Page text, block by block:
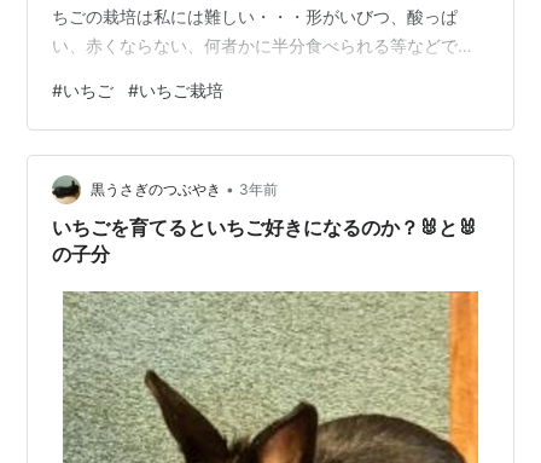
ちごの栽培は私には難しい・・・形がいびつ、酸っぱ
い、赤くならない、何者かに半分食べられる等などで
たよ。 全部赤く美味しくなりますように・・・
#いちご #いちご栽培
黒うさぎのつぶやき • 3年前
いちごを育てるといちご好きになるのか？🐰と🐰
の子分